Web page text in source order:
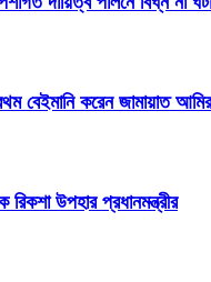
বেইমানি করেন জামায়াত
উপহার প্রধানমন্ত্রীর